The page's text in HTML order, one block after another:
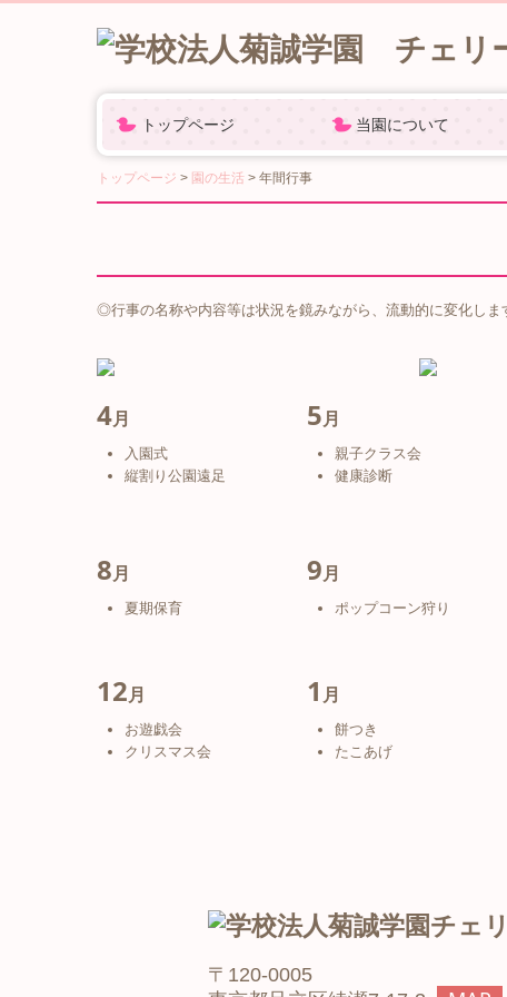
トップページ 当園について
トップページ 園の生活 年間行事
◎行事の名称や内容等は状況を鏡みながら、流動的に変化しま
4月
入園式
縦割り公園遠足
5 月
親子クラス会
健康診断
8 月
夏期保育
9 月
ポップコーン狩り
12 月
お遊戯会
クリスマス会
1 月
餅つき
たこあげ
〒120-0005